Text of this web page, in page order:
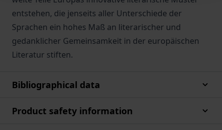
entstehen, die jenseits aller Unterschiede der
Sprachen ein hohes Maß an literarischer und
gedanklicher Gemeinsamkeit in der europäischen
Literatur stiften.
Bibliographical data
Product safety information